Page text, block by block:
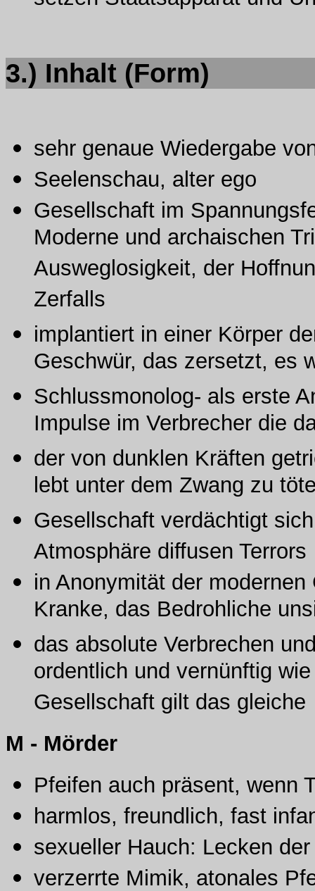
3.) Inhalt (Form)
sehr genaue Wiedergabe
Seelenschau, alter ego
Gesellschaft im
Moderne und archaischen
Ausweglosigkeit, der
Zerfalls
implantiert in einer Körper
Geschwür, das zersetzt, es
Schlussmonolog- als erste
Impulse im Verbrecher die
der von dunklen Kräften
lebt unter dem Zwang zu
Gesellschaft verdächtigt
Atmosphäre diffusen Terrors
in Anonymität der
Kranke, das Bedrohliche
das absolute Verbrechen
ordentlich und vernünftig
Gesellschaft gilt das gleiche
M - Mörder
Pfeifen auch präsent, wenn
harmlos, freundlich, fast
sexueller Hauch: Lecken
verzerrte Mimik, atonales